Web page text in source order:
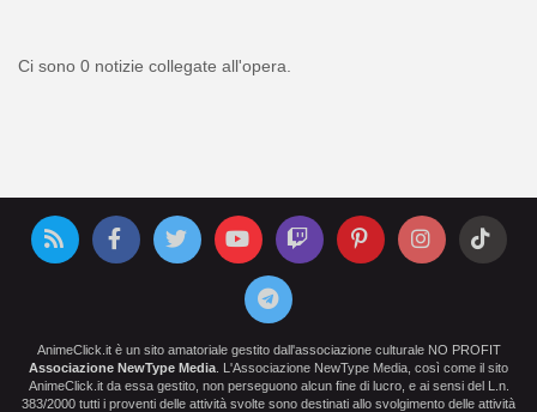
Ci sono 0 notizie collegate all'opera.
AnimeClick.it è un sito amatoriale gestito dall'associazione culturale NO PROFIT
Associazione NewType Media . L'Associazione NewType Media, così come il sito
AnimeClick.it da essa gestito, non perseguono alcun fine di lucro, e ai sensi del L.n.
383/2000 tutti i proventi delle attività svolte sono destinati allo svolgimento delle attività